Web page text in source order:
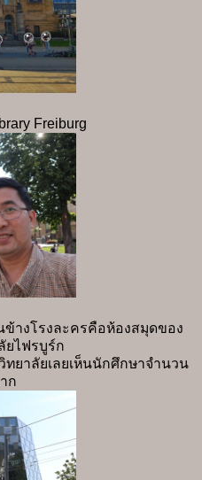
Freiburg
างโรงละครคือห้องสมุดของ
ยไฟรบูร์ก
ยาลัยเลยเห็นนักศึกษาจำนวน
ก